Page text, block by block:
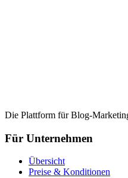
Die Plattform für Blog-
Für Unternehmen
Übersicht
Preise & Konditionen